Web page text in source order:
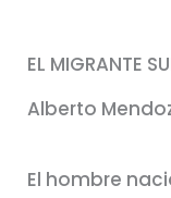
EL MIGRANTE
Alberto
El hombre